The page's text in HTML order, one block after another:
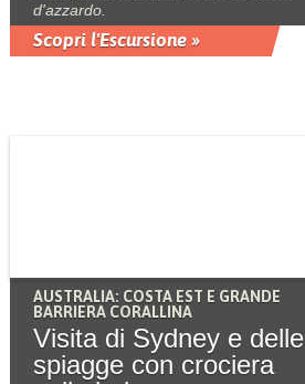
d'azzardo.
Scopri l'Escursione »
AUSTRALIA: COSTA EST E GRANDE
BARRIERA CORALLINA
Visita di Sydney e delle
spiagge con crociera